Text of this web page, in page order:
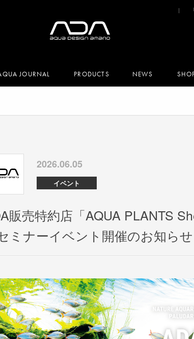
JOURNAL PRODUCTS NEWS
2026.06.05
イベント
販売特約店「AQUA PLANTS
ミナーイベント開催のお知らせ